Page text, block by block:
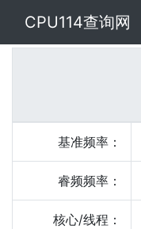
CPU114查询网
基准频率：
睿频频率：
核心/线程：